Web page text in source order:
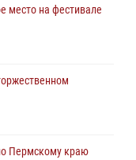
задержании
место на фестивале
Пермскому краю